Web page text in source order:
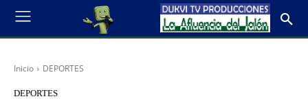
Inicio DEPORTES
DEPORTES